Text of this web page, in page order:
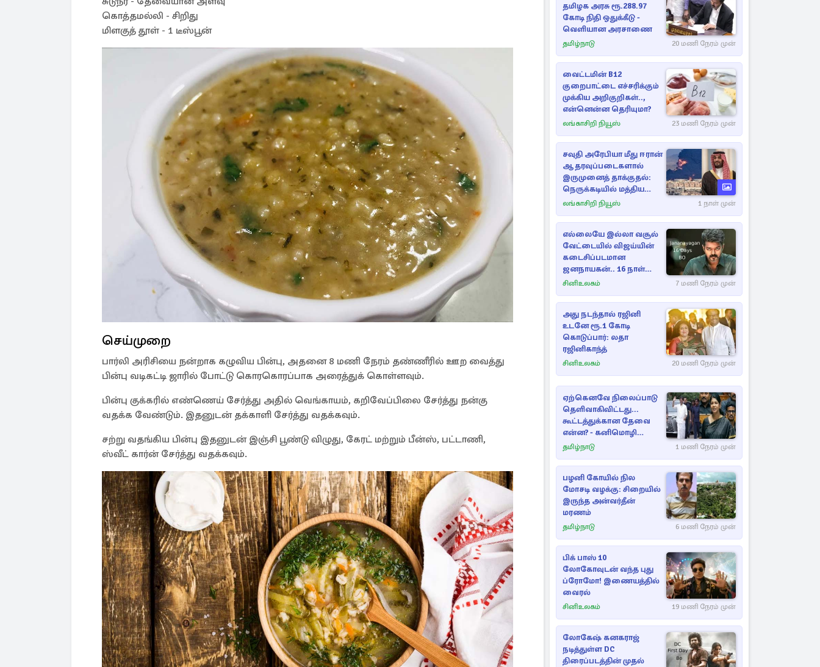
கொத்தமல்லி - சிறிது
மிளகுத் தூள் - 1 டீஸ்பூன்
செய்முறை
பார்லி அரிசியை நன்றாக கழுவிய பின்பு, அதனை 8 மணி நேரம் தண்ணீரில் ஊற வைத்து
பின்பு வடிகட்டி ஜாரில் போட்டு கொரகொரப்பாக அரைத்துக் கொள்ளவும்.
பின்பு குக்கரில் எண்ணெய் சேர்த்து அதில் வெங்காயம், கறிவேப்பிலை சேர்த்து நன்கு
வதக்க வேண்டும். இதனுடன் தக்காளி சேர்த்து வதக்கவும்.
சற்று வதங்கிய பின்பு இதனுடன் இஞ்சி பூண்டு விழுது, கேரட் மற்றும் பீன்ஸ், பட்டாணி,
ஸ்வீட் கார்ன் சேர்த்து வதக்கவும்.
தமிழக அரசு ரூ.288.97
கோடி நிதி ஒதுக்கீடு -
வெளியான அரசாணை
தமிழ்நாடு 20 மணி நேரம் முன்
வைட்டமின் B12
குறைபாட்டை எச்சரிக்கும்
முக்கிய அறிகுறிகள்..,
என்னென்ன தெரியுமா?
லங்காசிறி நியூஸ் 23 மணி நேரம் முன்
சவுதி அரேபியா மீது ஈரான்
ஆதரவுப்படைகளால்
இருமுனைத் தாக்குதல்:
நெருக்கடியில் மத்திய
கிழக்கு
லங்காசிறி நியூஸ் 1 நாள் முன்
எல்லையே இல்லா வசூல்
வேட்டையில் விஜய்யின்
கடைசிப்படமான
ஜனநாயகன்.. 16 நாள்
பாக்ஸ் ஆபிஸ்
சினிஉலகம் 7 மணி நேரம் முன்
அது நடந்தால் ரஜினி
உடனே ரூ.1 கோடி
கொடுப்பார்: லதா
ரஜினிகாந்த்
சினிஉலகம் 20 மணி நேரம் முன்
ஏற்கெனவே நிலைப்பாடு
தெளிவாகிவிட்டது...
கூட்டத்துக்கான தேவை
என்ன? - கனிமொழி
விமர்சனம்
தமிழ்நாடு 1 மணி நேரம் முன்
பழனி கோயில் நில
மோசடி வழக்கு: சிறையில்
இருந்த அன்வர்தீன்
மரணம்
தமிழ்நாடு 6 மணி நேரம் முன்
பிக் பாஸ் 10
லோகோவுடன் வந்த புது
ப்ரோமோ! இணையத்தில்
வைரல்
சினிஉலகம் 19 மணி நேரம் முன்
லோகேஷ் கனகராஜ்
நடித்துள்ள DC
திரைப்படத்தின் முதல்